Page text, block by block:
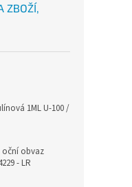
ZBOŽÍ,
1ML U-100 /
oční obvaz
- LR